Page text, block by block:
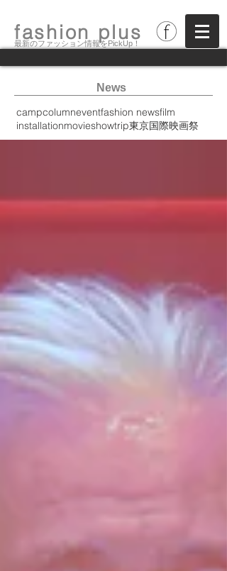
最新のファッション情報をPickUp！
fashion plus
News
campcolumneventfashion newsfilm
installationmovieshowtrip東京国際映画祭